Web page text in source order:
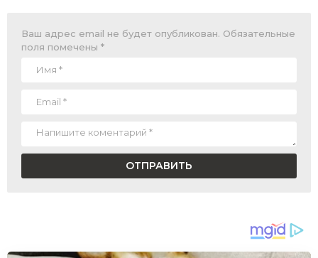
Ваш адрес email не будет опубликован. Обязательные
поля помечены *